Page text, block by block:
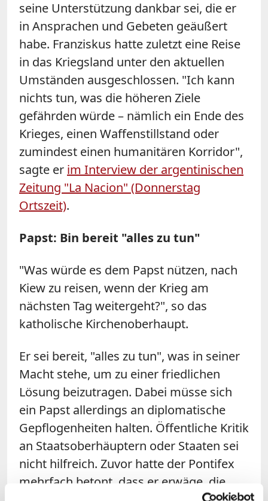
seine Unterstützung dankbar sei, die er
in Ansprachen und Gebeten geäußert
habe. Franziskus hatte zuletzt eine Reise
in das Kriegsland unter den aktuellen
Umständen ausgeschlossen. "Ich kann
nichts tun, was die höheren Ziele
gefährden würde – nämlich ein Ende des
Krieges, einen Waffenstillstand oder
zumindest einen humanitären Korridor",
sagte er im Interview der argentinischen
Zeitung "La Nacion" (Donnerstag
Ortszeit).
Papst: Bin bereit "alles zu tun"
"Was würde es dem Papst nützen, nach
Kiew zu reisen, wenn der Krieg am
nächsten Tag weitergeht?", so das
katholische Kirchenoberhaupt.
Er sei bereit, "alles zu tun", was in seiner
Macht stehe, um zu einer friedlichen
Lösung beizutragen. Dabei müsse sich
ein Papst allerdings an diplomatische
Gepflogenheiten halten. Öffentliche Kritik
an Staatsoberhäuptern oder Staaten sei
nicht hilfreich. Zuvor hatte der Pontifex
mehrfach betont, dass er erwäge, die